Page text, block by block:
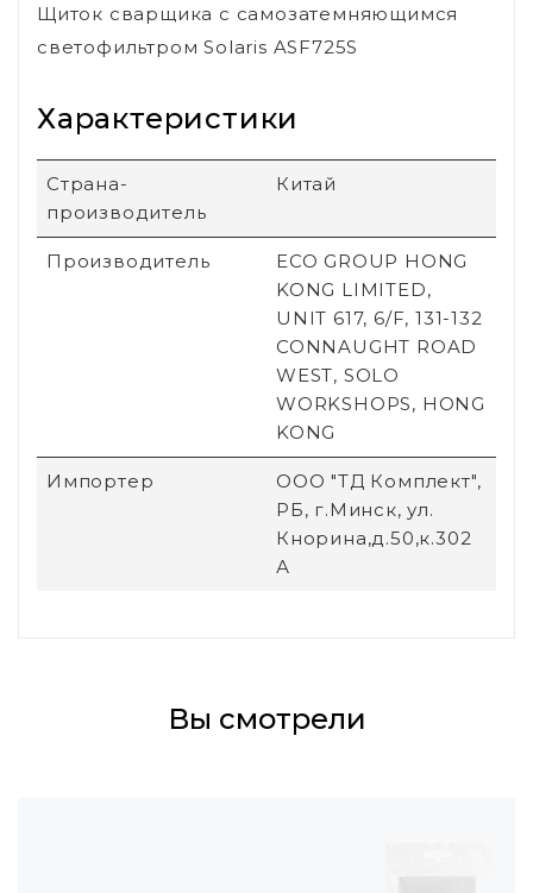
Щиток сварщика с самозатемняющимся
светофильтром Solaris ASF725S
Характеристики
Страна-
производитель
Китай
Производитель
ECO GROUP HONG
KONG LIMITED,
UNIT 617, 6/F, 131-132
CONNAUGHT ROAD
WEST, SOLO
WORKSHOPS, HONG
KONG
Импортер
ООО "ТД Комплект",
РБ, г.Минск, ул.
Кнорина,д.50,к.302
А
Вы смотрели